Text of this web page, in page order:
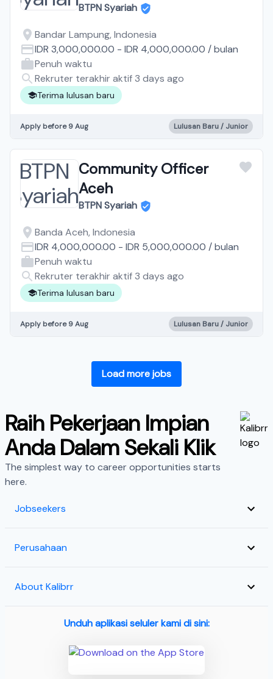
BTPN Syariah
Bandar Lampung, Indonesia
IDR 3,000,000.00 - IDR 4,000,000.00 /bulan
Penuh waktu
Rekruter terakhir aktif 3 days ago
Terima lulusan baru
Apply before 9 Aug Lulusan Baru / Junior
Community Officer
Aceh
BTPN Syariah
Banda Aceh, Indonesia
IDR 4,000,000.00 - IDR 5,000,000.00 /bulan
Penuh waktu
Rekruter terakhir aktif 3 days ago
Terima lulusan baru
Apply before 9 Aug Lulusan Baru / Junior
Load more jobs
Raih Pekerjaan Impian
Anda Dalam Sekali Klik
The simplest way to career opportunities starts
here.
Jobseekers
Perusahaan
About Kalibrr
Unduh aplikasi seluler kami di sini: